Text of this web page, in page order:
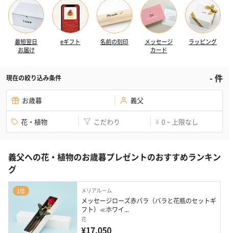
最短翌日
お届け
eギフト 名前の刻印
メッセージ
カード
ラッピング
現在の絞り込み条件 -件
お歳暮 義父
花・植物 こだわり ¥ 0 ~ 上限なし
義父への花・植物のお歳暮プレゼントのおすすめランキン
グ
1位 メリアルーム
メッセージローズ赤バラ（バラと花瓶のセットギ
フト）≪ホワイ...
花
¥17,050